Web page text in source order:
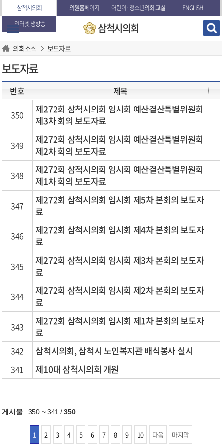
본문바로가기
삼척시의회 의원홈페이지 어린이·청소년의회 교실
ENGLISH
인터넷 생방송
삼척시의회
의회소식 보도자료
보도자료
번호 제목
350
제272회 삼척시의회 임시회 예산결산특별위원회
제3차 회의 보도자료
349
제272회 삼척시의회 임시회 예산결산특별위원회
제2차 회의 보도자료
348
제272회 삼척시의회 임시회 예산결산특별위원회
제1차 회의 보도자료
347
제272회 삼척시의회 임시회 제5차 본회의 보도자
료
346
제272회 삼척시의회 임시회 제4차 본회의 보도자
료
345
제272회 삼척시의회 임시회 제3차 본회의 보도자
료
344
제272회 삼척시의회 임시회 제2차 본회의 보도자
료
343
제272회 삼척시의회 임시회 제1차 본회의 보도자
료
342 삼척시의회, 삼척시 노인복지관 배식봉사 실시
341
제10대 삼척시의회 개원
게시물: 350 ~ 341 /350
1 2 3 4 5 6 7 8 9 10 다음 마지막